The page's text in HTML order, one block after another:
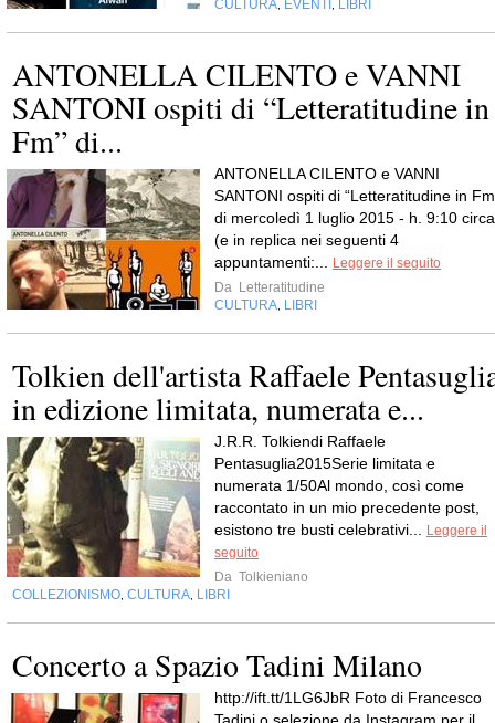
CULTURA EVENTI LIBRI
ANTONELLA CILENTO e VANNI
SANTONI ospiti di “Letteratitudine in
Fm” di...
ANTONELLA CILENTO e VANNI
SANTONI ospiti di “Letteratitudine in
di mercoledì 1 luglio 2015 - h. 9:10 circa
(e in replica nei seguenti 4
appuntamenti:...
Leggere il seguito
Da Letteratitudine
CULTURA LIBRI
Tolkien dell'artista Raffaele
in edizione limitata, numerata e...
J.R.R. Tolkiendi Raffaele
Pentasuglia2015Serie limitata e
numerata 1/50Al mondo, così come
raccontato in un mio precedente post,
esistono tre busti celebrativi...
Leggere il
seguito
Da Tolkieniano
COLLEZIONISMO CULTURA LIBRI
Concerto a Spazio Tadini Milano
http://ift.tt/1LG6JbR Foto di Francesco